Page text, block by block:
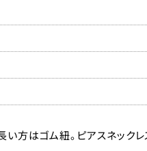
い方はゴム紐。ピアスネック